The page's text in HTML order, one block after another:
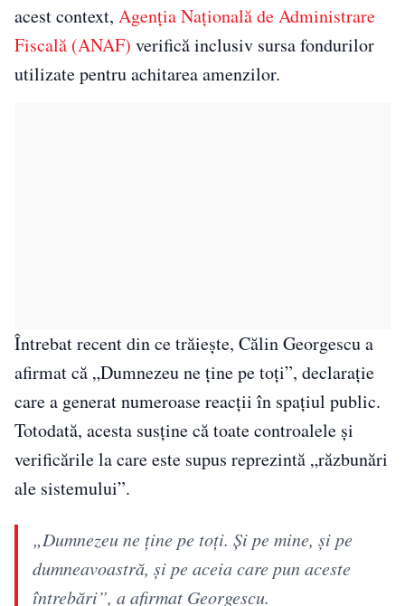
acest context, Agenția Națională de Administrare
Fiscală (ANAF) verifică inclusiv sursa fondurilor
utilizate pentru achitarea amenzilor.
Întrebat recent din ce trăiește, Călin Georgescu a
afirmat că „Dumnezeu ne ține pe toți”, declarație
care a generat numeroase reacții în spațiul public.
Totodată, acesta susține că toate controalele și
verificările la care este supus reprezintă „răzbunări
ale sistemului”.
„Dumnezeu ne ține pe toți. Și pe mine, și pe
dumneavoastră, și pe aceia care pun aceste
întrebări”, a afirmat Georgescu.